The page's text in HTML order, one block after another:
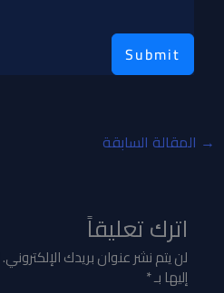
Submit
→ المقالة السابقة
اترك تعليقاً
لن يتم نشر عنوان بريدك الإلكتروني.
إليها بـ*